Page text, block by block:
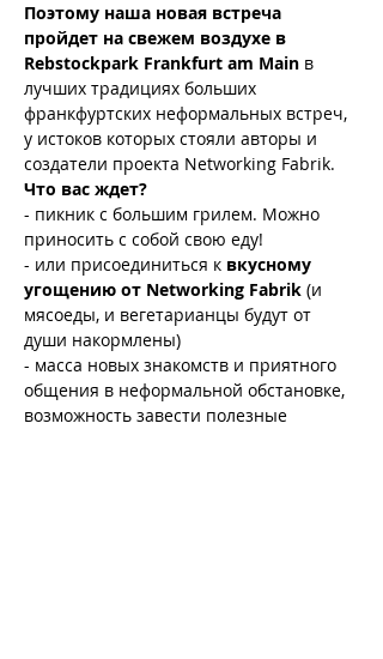
Поэтому наша новая встреча
пройдет на свежем воздухе в
Rebstockpark Frankfurt am Main в
лучших традициях больших
франкфуртских неформальных встреч,
у истоков которых стояли авторы и
создатели проекта Networking Fabrik.
Что вас ждет?
- пикник с большим грилем. Можно
приносить с собой свою еду!
- или присоединиться к вкусному
угощению от Networking Fabrik (и
мясоеды, и вегетарианцы будут от
души накормлены)
- масса новых знакомств и приятного
общения в неформальной обстановке,
возможность завести полезные